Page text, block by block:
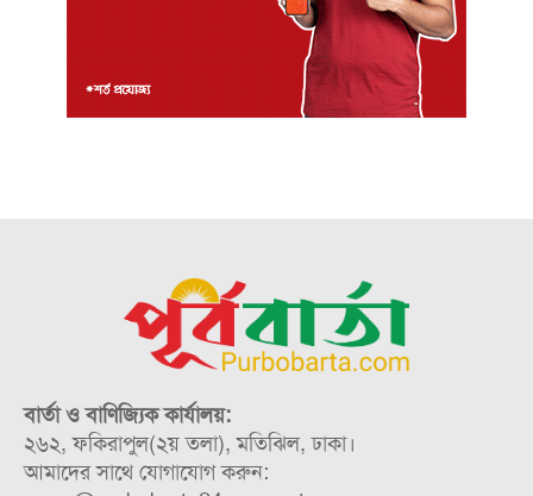
বার্তা ও বাণিজ্যিক কার্যালয়:
২৬২, ফকিরাপুল(২য় তলা), মতিঝিল, ঢাকা।
আমাদের সাথে যোগাযোগ করুন: